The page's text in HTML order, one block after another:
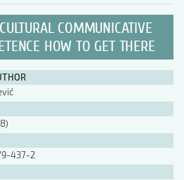
COMMUNICATIVE
HOW TO GET THERE
437-2